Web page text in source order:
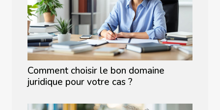
Comment choisir le bon domaine
juridique pour votre cas ?